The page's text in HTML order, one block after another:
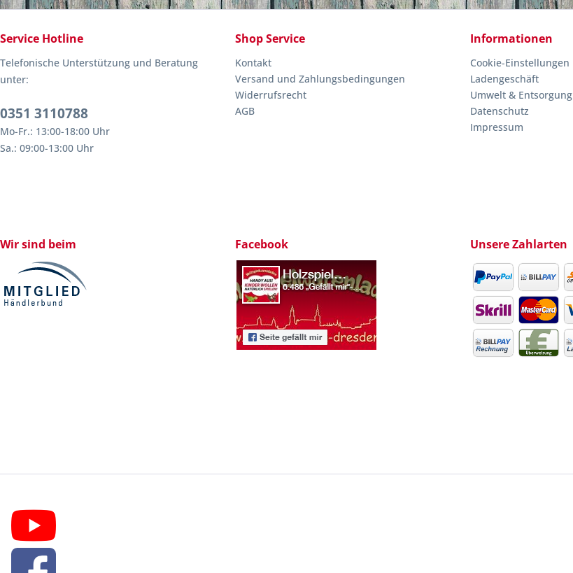
Service Hotline
Telefonische Unterstützung und Beratung
unter:
0351 3110788
Mo-Fr.: 13:00-18:00 Uhr
Sa.: 09:00-13:00 Uhr
Shop Service
Kontakt
Versand und Zahlungsbedingungen
Widerrufsrecht
AGB
Informationen
Cookie-Einstellungen
Ladengeschäft
Umwelt & Entsorgung
Datenschutz
Impressum
Wir sind beim Facebook Unsere Zahlarten